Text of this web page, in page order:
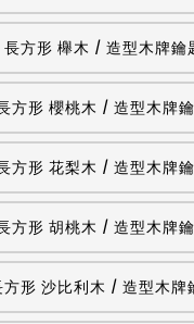
方形 櫸木 / 造型木牌鑰
方形 櫻桃木 / 造型木牌
方形 花梨木 / 造型木牌
方形 胡桃木 / 造型木牌
形 沙比利木 / 造型木牌